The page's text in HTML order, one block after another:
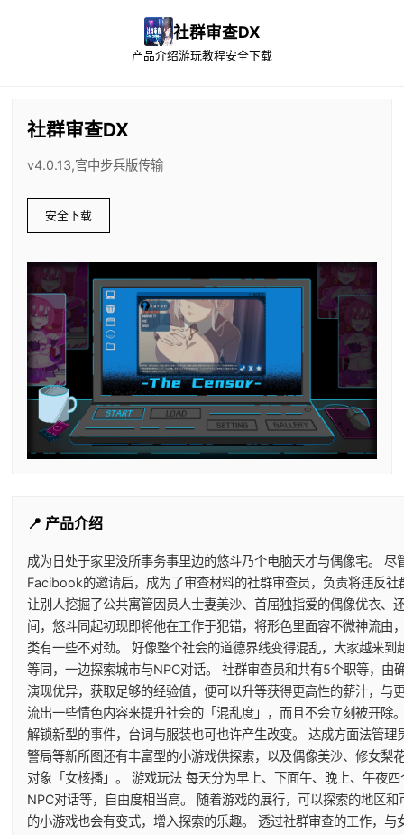
社群审查DX
产品介绍游玩教程安全下载
社群审查DX
v4.0.13,官中步兵版传输
安全下载
📍 产品介绍
成为日处于家里没所事务事里边的悠斗乃个电脑天才与偶像宅。
Facibook的邀请后，成为了审查材料的社群审查员，负责将违反
让别人挖掘了公共寓管因员人士妻美沙、首屈独指爱的偶像优衣、
间，悠斗同起初现即将他在工作于犯错，将形色里面容不微神流
类有一些不对劲。 好像整个社会的道德界线变得混乱，大家越来
等同，一边探索城市与NPC对话。 社群审查员和共有5个职等，
演现优异，获取足够的经验值，便可以升等获得更高性的薪汁，与
流出一些情色内容来提升社会的「混乱度」，而且不会立刻被开
解锁新型的事件，台词与服装也可也许产生改变。 达成方面法管
警局等新所图还有丰富型的小游戏供探索，以及偶像美沙、修女梨
对象「女核播」。 游戏玩法 每天分为早上、下面午、晚上、午夜
NPC对话等，自由度相当高。 随着游戏的展行，可以探索的地区
的小游戏也会有变式，增入探索的乐趣。 透过社群审查的工作，